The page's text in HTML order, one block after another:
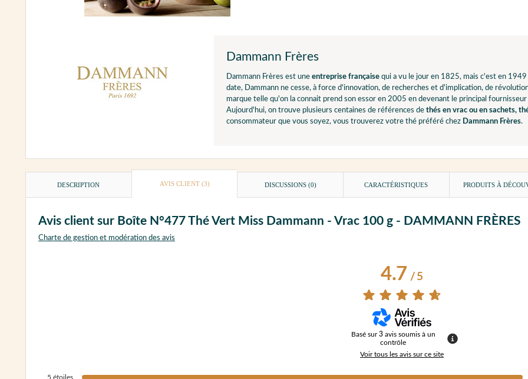
Dammann Frères
Dammann Frères est une entreprise française qui a vu le jour en 1825, mais c'est en
date, Dammann ne cesse, à force d'innovation, de recherches et d'implication, de
marque telle qu'on la connait prend son essor en 2005 en devenant le principal
Aujourd'hui, on trouve plusieurs centaines de références de thés en vrac ou en sachets,
consommateur que vous soyez, vous trouverez votre thé préféré chez Dammann Frères.
DESCRIPTION AVIS CLIENT (3) DISCUSSIONS (0) CARACTÉRISTIQUES PRODUITS À
Avis client sur Boîte N°477 Thé Vert Miss Dammann - Vrac 100 g - DAMMANN FRÈRES
Charte de gestion et modération des avis
4.7 / 5
Basé sur3 avis soumis à un
contrôle
Voir tous les avis sur ce site
5 étoiles